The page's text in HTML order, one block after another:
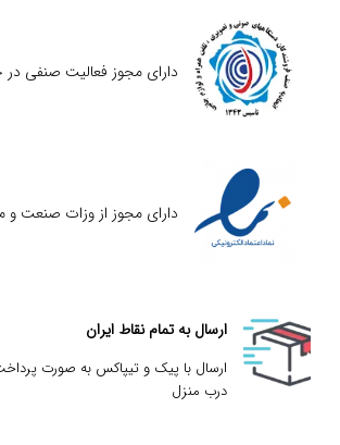
دارای مجوز فعالیت صنفی در
دارای مجوز از وزات صنعت و
ارسال به تمام نقاط ایران
ارسال با پیک و تیپاکس به صورت
درب منزل